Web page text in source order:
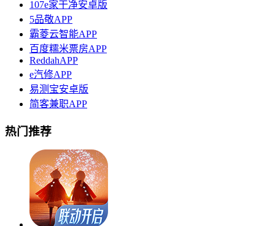
107e家干净安卓版
5品敬APP
霸菱云智能APP
百度糯米票房APP
ReddahAPP
e汽修APP
易测宝安卓版
简客兼职APP
热门推荐